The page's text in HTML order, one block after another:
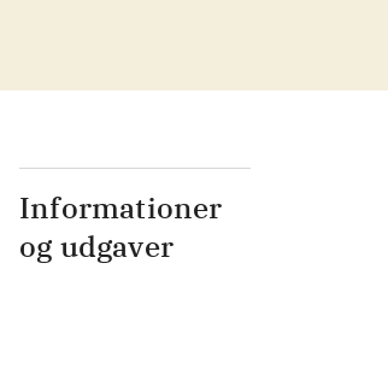
Informationer
og udgaver